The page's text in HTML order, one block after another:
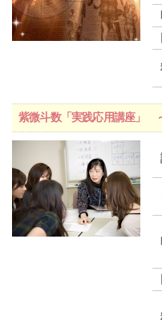
紫微斗数「実践応用講座」